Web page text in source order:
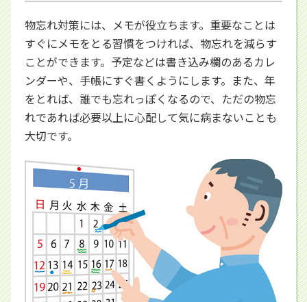
物忘れ対策には、メモが役立ちます。重要なことは
すぐにメモをとる習慣をつければ、物忘れを減らす
ことができます。予定などは書き込み欄のあるカレ
ンダーや、手帳にすぐ書くようにします。また、年
をとれば、誰でも忘れっぽくなるので、ただの物忘
れであれば必要以上に心配して気に病まないことも
大切です。